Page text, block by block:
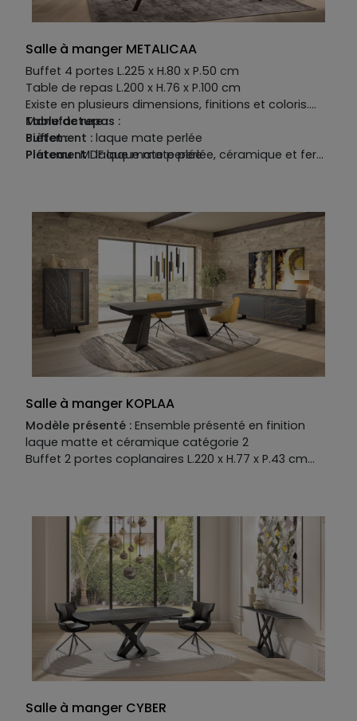
l’impressionnant choix de nos nuanciers.
Piétement :
fer coloré
catégorie 1
Allonge: laqué mat option perlé et céramique
catégorie 1
Salle à manger METALICAA
Buffet 4 portes L.225 x H.80 x P.50 cm
Table de repas L.200 x H.76 x P.100 cm
Existe en plusieurs dimensions, finitions et coloris.
Manufacture :
Buffet :
Piétement: laque mate perlée
Table de repas :
Piètement : laque mate perlée
Plateau :MDF laque mate perlée, céramique et fer
Salle à manger KOPLAA
Modèle présenté : Ensemble présenté en finition
laque matte et céramique catégorie 2
Buffet 2 portes coplanaires L.220 x H.77 x P.43 cm
Piétement :Fer coloré
Structure :MDF laqué mat
Plateau :MDF laqué mat et céramique catégorie 2
Façades :MDF laqué mat et céramique catégorie 2
Tiroir range couvert en option
Table de repas :
Piétement :
MDF laqué mat
Plateau :MDF laqué mat et option céramique
catégorie 2.
Salle à manger CYBER